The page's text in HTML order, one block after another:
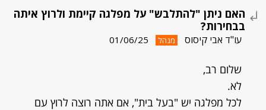
האם ניתן "להתלבש" על מפלגה קיימת ולרוץ איתה
בבחירות?
עו"ד אבי קיסוס מנהל 01/06/25
שלום רב,
לא.
לכל מפלגה יש "בעל בית", אם אתה רוצה לרוץ עם